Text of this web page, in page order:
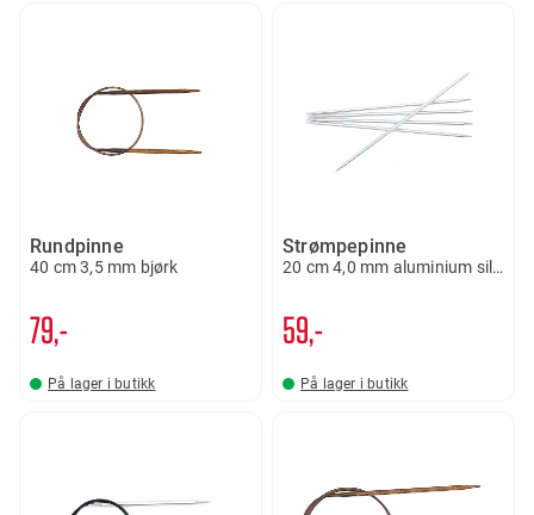
Rundpinne
40 cm 3,5 mm bjørk
79,-
På lager i butikk
Strømpepinne
20 cm 4,0 mm aluminium silver
59,-
På lager i butikk